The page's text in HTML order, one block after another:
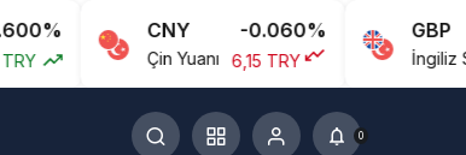
CNY -0.060%
Çin Yuanı 6,15 TRY
GBP
İngiliz Sterlini
0